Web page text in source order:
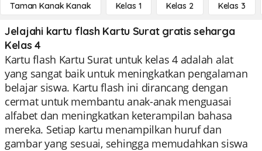
Taman Kanak Kanak Kelas 1 Kelas 2 Kelas 3
Jelajahi kartu flash Kartu Surat gratis seharga
Kelas 4
Kartu flash Kartu Surat untuk kelas 4 adalah alat
yang sangat baik untuk meningkatkan pengalaman
belajar siswa. Kartu flash ini dirancang dengan
cermat untuk membantu anak-anak menguasai
alfabet dan meningkatkan keterampilan bahasa
mereka. Setiap kartu menampilkan huruf dan
gambar yang sesuai, sehingga memudahkan siswa